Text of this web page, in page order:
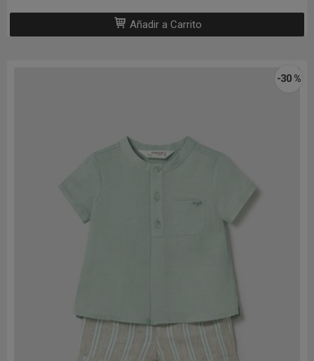
Añadir a Carrito
-30 %